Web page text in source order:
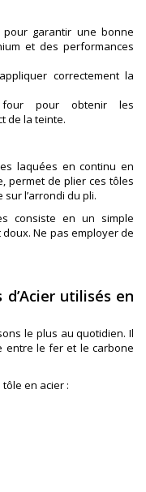
garantir une bonne
et des performances
correctement la
pour obtenir les
de la teinte.
laquées en continu en
permet de plier ces tôles
l’arrondi du pli.
consiste en un simple
Ne pas employer de
utilisés en
le plus au quotidien. Il
entre le fer et le carbone
en acier :